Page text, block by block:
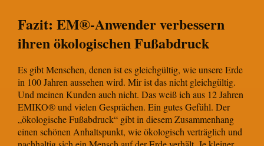
Fazit: EM®-Anwender verbessern
ihren ökologischen Fußabdruck
Es gibt Menschen, denen ist es gleichgültig, wie unsere Erde
in 100 Jahren aussehen wird. Mir ist das nicht gleichgültig.
Und meinen Kunden auch nicht. Das weiß ich aus 12 Jahren
EMIKO® und vielen Gesprächen. Ein gutes Gefühl. Der
„ökologische Fußabdruck“ gibt in diesem Zusammenhang
einen schönen Anhaltspunkt, wie ökologisch verträglich und